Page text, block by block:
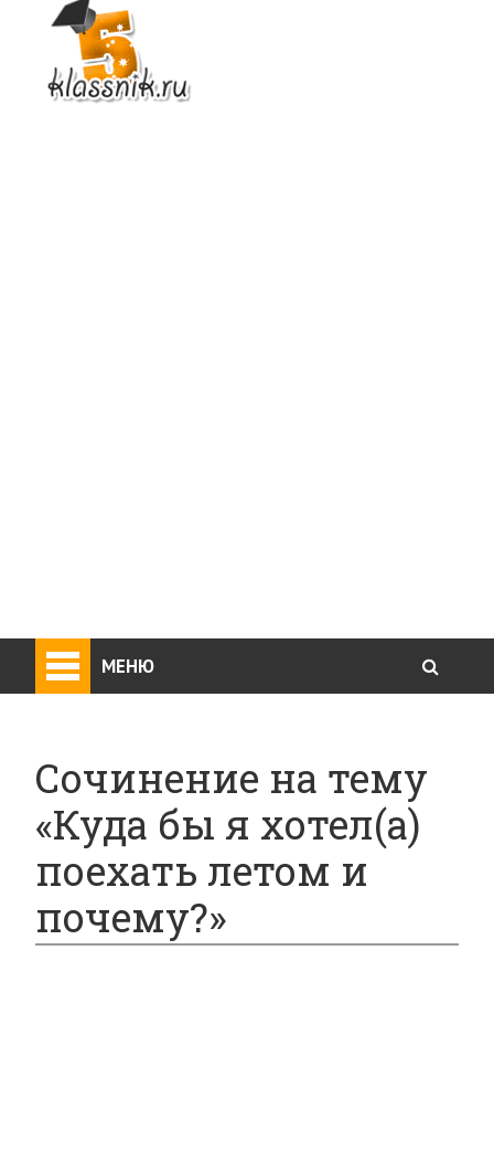
МЕНЮ
Сочинение на тему
«Куда бы я хотел(а)
поехать летом и
почему?»